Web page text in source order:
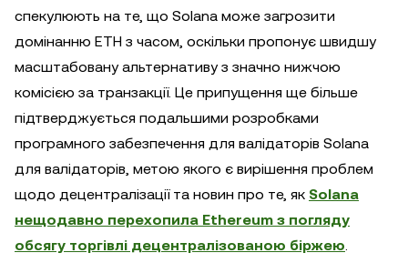
спекулюють на те, що Solana може загрозити
домінанню ETH з часом, оскільки пропонує швидшу
масштабовану альтернативу з значно нижчою
комісією за транзакції. Це припущення ще більше
підтверджується подальшими розробками
програмного забезпечення для валідаторів Solana
для валідаторів, метою якого є вирішення проблем
щодо децентралізації та новин про те, як Solana
нещодавно перехопила Ethereum з погляду
обсягу торгівлі децентралізованою біржею.